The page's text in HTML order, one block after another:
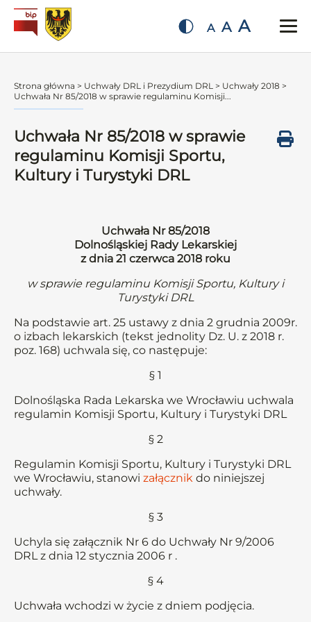
A A A
Strona główna > Uchwały DRL i Prezydium DRL > Uchwały 2018 >
Uchwała Nr 85/2018 w sprawie regulaminu Komisji...
Uchwała Nr 85/2018 w sprawie
regulaminu Komisji Sportu,
Kultury i Turystyki DRL
Uchwała Nr 85/2018
Dolnośląskiej Rady Lekarskiej
z dnia 21 czerwca 2018 roku
w sprawie regulaminu Komisji Sportu, Kultury i
Turystyki DRL
Na podstawie art. 25 ustawy z dnia 2 grudnia 2009r.
o izbach lekarskich (tekst jednolity Dz. U. z 2018 r.
poz. 168) uchwala się, co następuje:
§ 1
Dolnośląska Rada Lekarska we Wrocławiu uchwala
regulamin Komisji Sportu, Kultury i Turystyki DRL
§ 2
Regulamin Komisji Sportu, Kultury i Turystyki DRL
we Wrocławiu, stanowi załącznik do niniejszej
uchwały.
§ 3
Uchyla się załącznik Nr 6 do Uchwały Nr 9/2006
DRL z dnia 12 stycznia 2006 r .
§ 4
Uchwała wchodzi w życie z dniem podjęcia.